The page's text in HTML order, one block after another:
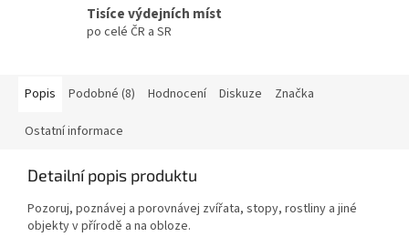
Tisíce výdejních míst
po celé ČR a SR
Popis Podobné (8) Hodnocení Diskuze Značka
Ostatní informace
Detailní popis produktu
Pozoruj, poznávej a porovnávej zvířata, stopy, rostliny a jiné
objekty v přírodě a na obloze.